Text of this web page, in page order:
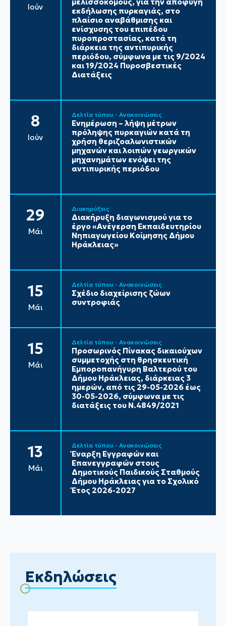
Ιούν
μελισσοκόμους, για την αποφυγή
εκδήλωσης πυρκαγιάς, στο
πλαίσιο αναβάθμισης και
ενίσχυσης του επιπέδου
πυροπροστασίας, κατά τη
διάρκεια της αντιπυρικής
περιόδου, σύμφωνα με τις 9/2024
και 19/2024 Πυροσβεστικές
Διατάξεις
8
Ιούν
Δελτία τύπου - Ανακοινώσεις
Ενημέρωση – λήψη μέτρων
πρόληψης πυρκαγιών κατά τη
χρήση θεριζοαλωνιστικών
μηχανών και λοιπών γεωργικών
μηχανημάτων ενόψει της
αντιπυρικής περιόδου
29
Μάι
Διακηρύξεις
Διακήρυξη διαγωνισμού για το
έργο «Ανέγερση Εκπαιδευτηρίου
Νηπιαγωγείου Κοίμησης Δήμου
Ηράκλειας»
15
Μάι
Δελτία τύπου - Ανακοινώσεις
Σχέδιο διαχείρισης ζώων
συντροφιάς
15
Μάι
Δελτία τύπου - Ανακοινώσεις
Προσωρινός Πίνακας δικαιούχων
συμμετοχής στη θρησκευτική
Εμποροπανήγυρη Βαλτερού του
Δήμου Ηράκλειας, διάρκειας 3
ημερών, από τις 29-05-2026 έως
30-05-2026, σύμφωνα με τις
διατάξεις του Ν.4849/2021
13
Μάι
Δελτία τύπου - Ανακοινώσεις
Έναρξη Εγγραφών και
Επανεγγραφών στους
Δημοτικούς Παιδικούς Σταθμούς
Δήμου Ηράκλειας για το Σχολικό
Έτος 2026-2027
Εκδηλώσεις